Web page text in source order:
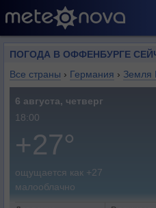
ПОГОДА В ОФФЕНБУРГЕ
Все страны › Германия › Земля
6 августа, четверг
18:00
+27°
ощущается как +27
малооблачно